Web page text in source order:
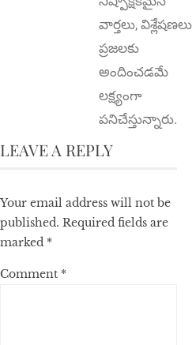
వార్తలు, విశ్లేషణలు
ప్రజలకు
అందించడమే
లక్ష్యంగా
పనిచేస్తున్నారు.
LEAVE A REPLY
Your email address will not be
published. Required fields are
marked *
Comment *